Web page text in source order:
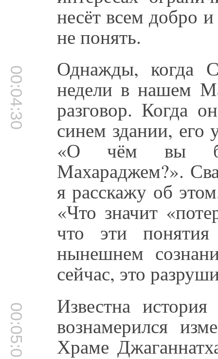
несёт всем добро
не понять.
00:04:30 Однажды, когда
недели в нашем
разговор. Когда
синем здании, его
«О чём вы
Махараджем?».
я расскажу об
«Что значит
что эти
нынешнем
сейчас, это
00:05:01 Известна
вознамерился
Храме